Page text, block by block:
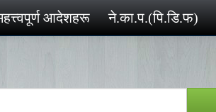
आदेशहरू ने.का.प.(पि.डि.फ)